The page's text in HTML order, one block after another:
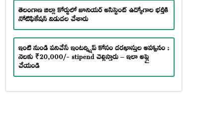
తెలంగాణ జిల్లా కోర్టులో జూనియర్ అసిస్టెంట్ ఉద్యోగాల భర్తీకి
నోటిఫికేషన్ విడుదల చేశారు
ఇంటి నుండి పనిచేసే ఇంటర్న్షిప్ కోసం దరఖాస్తుల ఆహ్వానం :
నెలకు ₹20,000/- stipend చెల్లిస్తారు – ఇలా అప్లై
చేయండి